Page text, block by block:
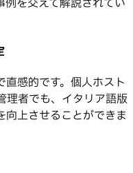
例を交えて解説されてい
感的です。個人ホスト
理者でも、イタリア語版
向上させることができま